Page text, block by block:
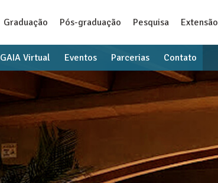
Graduação Pós-graduação Pesquisa Extensão
GAIA Virtual Eventos Parcerias Contato